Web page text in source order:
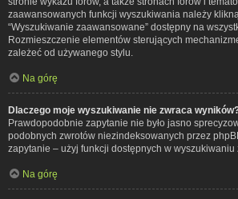
zaawansowanych funkcji wyszukiwania należy
“Wyszukiwanie zaawansowane” dostępny na
Rozmieszczenie elementów sterujących
zależeć od używanego stylu.
Na górę
Dlaczego moje wyszukiwanie nie zwraca
Prawdopodobnie zapytanie nie było jasno
podobnych zwrotów niezindeksowanych przez
zapytanie – użyj funkcji dostępnych w wyszukiwaniu
Na górę